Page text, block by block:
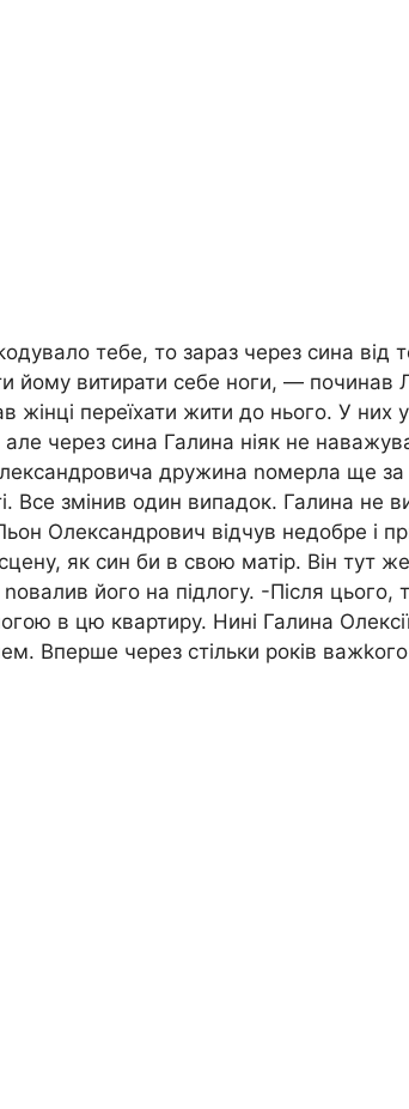
тебе, то зараз через сина від
йому витирати себе ноги, — починав
жінці переїхати жити до нього. У них
через сина Галина ніяк не
дружина nомерла ще за
Все змінив один випадок. Галина не
Олександрович відчув недобре і
як син би в свою матір. Він тут
його на підлогу. -Після цього,
в цю квартиру. Нині Галина
Вперше через стільки років